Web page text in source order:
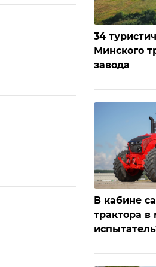
34
Минского
завода
В кабине
трактора в